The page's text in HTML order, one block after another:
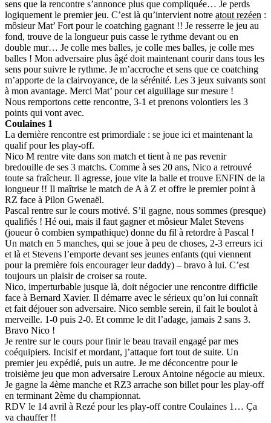
sens que la rencontre s’annonce plus que compliquée… Je perds
logiquement le premier jeu. C’est là qu’intervient notre atout rezéen :
môsieur Mat’ Fort pour le coatching gagnant !! Je resserre le jeu au
fond, trouve de la longueur puis casse le rythme devant ou en
double mur… Je colle mes balles, je colle mes balles, je colle mes
balles ! Mon adversaire plus âgé doit maintenant courir dans tous les
sens pour suivre le rythme. Je m’accroche et sens que ce coatching
m’apporte de la clairvoyance, de la sérénité. Les 3 jeux suivants sont
à mon avantage. Merci Mat’ pour cet aiguillage sur mesure !
Nous remportons cette rencontre, 3-1 et prenons volontiers les 3
points qui vont avec.
Coulaines 1
La dernière rencontre est primordiale : se joue ici et maintenant la
qualif pour les play-off.
Nico M rentre vite dans son match et tient à ne pas revenir
bredouille de ses 3 matchs. Comme à ses 20 ans, Nico a retrouvé
toute sa fraîcheur. Il agresse, joue vite la balle et trouve ENFIN de la
longueur !! Il maîtrise le match de A à Z et offre le premier point à
RZ face à Pilon Gwenaël.
Pascal rentre sur le cours motivé. S’il gagne, nous sommes (presque)
qualifiés ! Hé oui, mais il faut gagner et môsieur Malet Stevens
(joueur ô combien sympathique) donne du fil à retordre à Pascal !
Un match en 5 manches, qui se joue à peu de choses, 2-3 erreurs ici
et là et Stevens l’emporte devant ses jeunes enfants (qui viennent
pour la première fois encourager leur daddy) – bravo à lui. C’est
toujours un plaisir de croiser sa route.
Nico, imperturbable jusque là, doit négocier une rencontre difficile
face à Bernard Xavier. Il démarre avec le sérieux qu’on lui connaît
et fait déjouer son adversaire. Nico semble serein, il fait le boulot à
merveille. 1-0 puis 2-0. Et comme le dit l’adage, jamais 2 sans 3.
Bravo Nico !
Je rentre sur le cours pour finir le beau travail engagé par mes
coéquipiers. Incisif et mordant, j’attaque fort tout de suite. Un
premier jeu expédié, puis un autre. Je me déconcentre pour le
troisième jeu que mon adversaire Leroux Antoine négocie au mieux.
Je gagne la 4ème manche et RZ3 arrache son billet pour les play-off
en terminant 2ème du championnat.
RDV le 14 avril à Rezé pour les play-off contre Coulaines 1… Ça
va chauffer !!